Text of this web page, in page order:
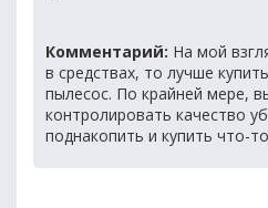
Комментарий: На мой
в средствах, то лучше
пылесос. По крайней мере,
контролировать качество
поднакопить и купить что-